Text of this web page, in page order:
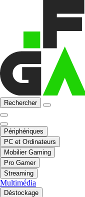
Rechercher
Périphériques
PC et Ordinateurs
Mobilier Gaming
Pro Gamer
Streaming
Multimédia
Déstockage